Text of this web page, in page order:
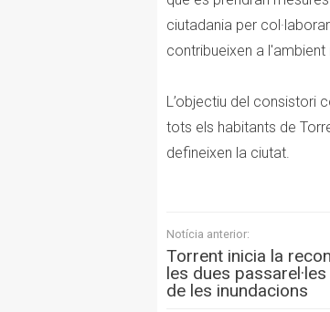
ciutadania per
contribueixen a
L’objectiu del consistori
tots els habitants de
defineixen la ciutat.
Notícia anterior:
Torrent inicia la
les dues
de les inundacions